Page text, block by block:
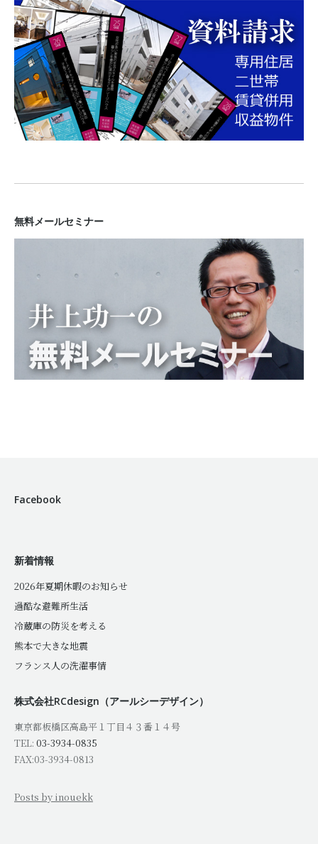
無料メールセミナー
Facebook
新着情報
2026年夏期休暇のお知らせ
過酷な避難所生活
冷蔵庫の防災を考える
熊本で大きな地震
フランス人の洗濯事情
株式会社RCdesign（アールシーデザイン）
東京都板橋区高島平１丁目４３番１４号
TEL: 03-3934-0835
FAX:03-3934-0813
Posts by inouekk